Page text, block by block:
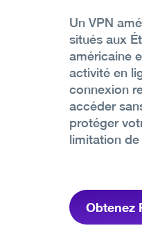
Un VPN
situés aux
américaine
activité en
connexion
accéder
protéger
limitation
Obtenez